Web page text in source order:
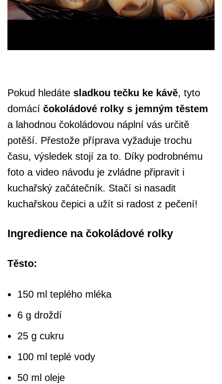
Pokud hledáte sladkou tečku ke kávě, tyto
domácí čokoládové rolky s jemným těstem
a lahodnou čokoládovou náplní vás určitě
potěší. Přestože příprava vyžaduje trochu
času, výsledek stojí za to. Díky podrobnému
foto a video návodu je zvládne připravit i
kuchařský začátečník. Stačí si nasadit
kuchařskou čepici a užít si radost z pečení!
Ingredience na čokoládové rolky
Těsto:
150 ml teplého mléka
6 g droždí
25 g cukru
100 ml teplé vody
50 ml oleje